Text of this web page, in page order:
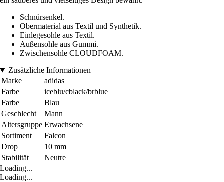
Schnürsenkel.
Obermaterial aus Textil und Synthetik.
Einlegesohle aus Textil.
Außensohle aus Gummi.
Zwischensohle CLOUDFOAM.
Zusätzliche Informationen
Marke
adidas
Farbe
iceblu/cblack/brblue
Farbe
Blau
Geschlecht
Mann
Altersgruppe Erwachsene
Sortiment
Falcon
Drop
10 mm
Stabilität
Neutre
Loading...
Loading...